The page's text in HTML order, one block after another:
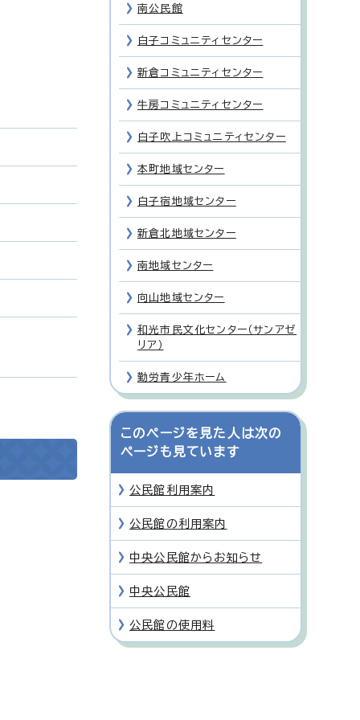
南公民館
白子コミュニティセンター
新倉コミュニティセンター
牛房コミュニティセンター
白子吹上コミュニティセンター
本町地域センター
白子宿地域センター
新倉北地域センター
南地域センター
向山地域センター
和光市民文化センター（サンアゼ
リア）
勤労青少年ホーム
このページを見た人は次の
ページも見ています
公民館利用案内
公民館の利用案内
中央公民館からお知らせ
中央公民館
公民館の使用料